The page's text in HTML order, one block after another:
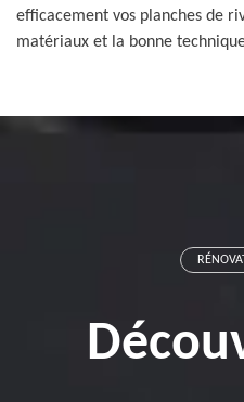
efficacement vos planches de
matériaux et la bonne